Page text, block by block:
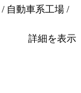
自動車系工場 /
詳細を表示